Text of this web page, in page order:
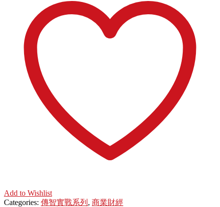
Add to Wishlist
Categories: 傳智實戰系列 , 商業財經